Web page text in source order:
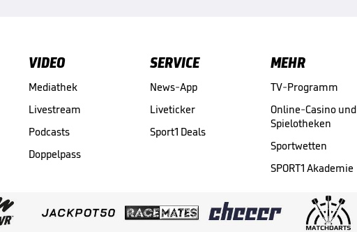
VIDEO
Mediathek
Livestream
Podcasts
Doppelpass
SERVICE
News-App
Liveticker
Sport1 Deals
MEHR
TV-Programm
Online-Casino und
Spielotheken
Sportwetten
SPORT1 Akademie